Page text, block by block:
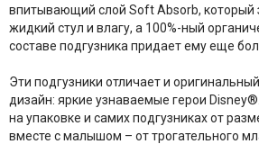
впитывающий слой Soft Absorb, который
жидкий стул и влагу, а 100%-ный
составе подгузника придает ему еще
Эти подгузники отличает и
дизайн: яркие узнаваемые герои
на упаковке и самих подгузниках от
вместе с малышом – от трогательного